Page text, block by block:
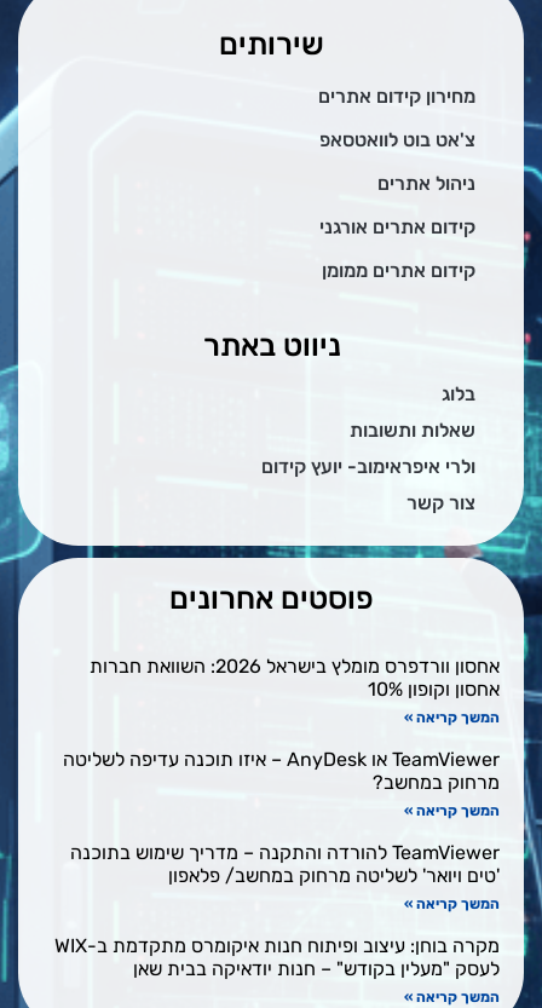
שירותים
מחירון קידום אתרים
צ'אט בוט לוואטסאפ
ניהול אתרים
קידום אתרים אורגני
קידום אתרים ממומן
ניווט באתר
בלוג
שאלות ותשובות
ולרי איפראימוב- יועץ קידום
צור קשר
פוסטים אחרונים
אחסון וורדפרס מומלץ בישראל 2026: השוואת חברות
אחסון וקופון 10%
המשך קריאה »
TeamViewer או AnyDesk – איזו תוכנה עדיפה לשליטה
מרחוק במחשב?
המשך קריאה »
TeamViewer להורדה והתקנה – מדריך שימוש בתוכנה
'טים ויואר' לשליטה מרחוק במחשב/ פלאפון
המשך קריאה »
מקרה בוחן: עיצוב ופיתוח חנות איקומרס מתקדמת ב-WIX
לעסק "מעלין בקודש" – חנות יודאיקה בבית שאן
המשך קריאה »